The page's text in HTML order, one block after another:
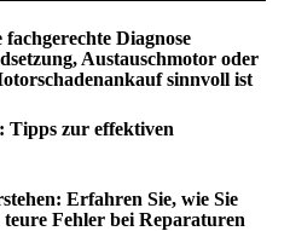
Diagnose
Austauschmotor oder
sinnvoll ist
Tipps zur effektiven
Erfahren Sie, wie Sie
Fehler bei Reparaturen